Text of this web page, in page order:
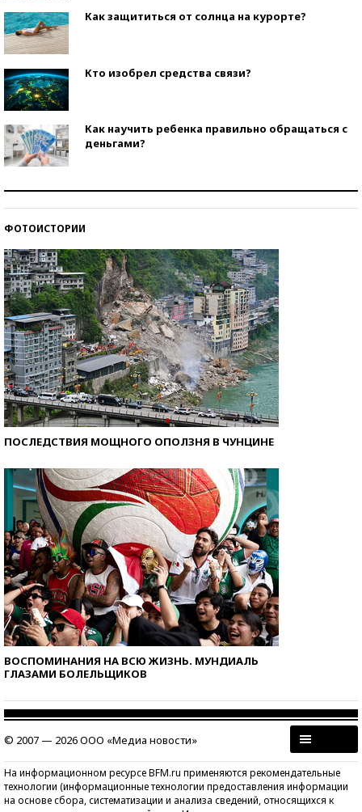
Как защититься от солнца на курорте?
Кто изобрел средства связи?
Как научить ребенка правильно обращаться с
деньгами?
ФОТОИСТОРИИ
ПОСЛЕДСТВИЯ МОЩНОГО ОПОЛЗНЯ В ЧУНЦИНЕ
ВОСПОМИНАНИЯ НА ВСЮ ЖИЗНЬ. МУНДИАЛЬ
ГЛАЗАМИ БОЛЕЛЬЩИКОВ
© 2007 — 2026 ООО «Медиа новости»
На информационном ресурсе BFM.ru применяются рекомендательные
технологии (информационные технологии предоставления информации
на основе сбора, систематизации и анализа сведений, относящихся к